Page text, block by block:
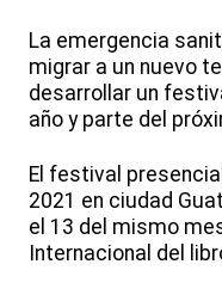
La emergencia
migrar a un nuevo
desarrollar un
año y parte del
El festival
2021 en ciudad
el 13 del mismo
Internacional del